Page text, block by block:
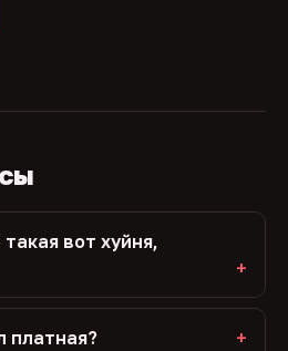
вот хуйня,
платная?